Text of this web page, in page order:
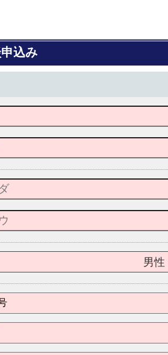
込み
男性